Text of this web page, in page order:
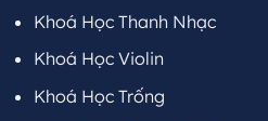
Khoá Học Thanh Nhạc
Khoá Học Violin
Khoá Học Trống